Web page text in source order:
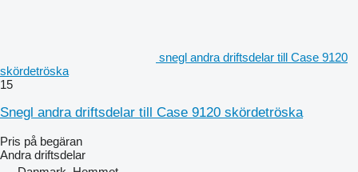
snegl andra driftsdelar till Case 9120
skördetröska
15
Snegl andra driftsdelar till Case 9120 skördetröska
Pris på begäran
Andra driftsdelar